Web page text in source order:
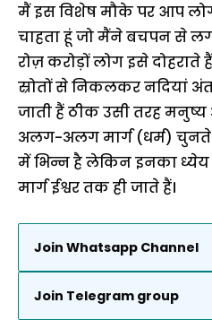
मैं इस विशेष मौके पर आप
चाहता हूं जो मैंने बचपन से
रोज़ करोड़ों लोग इसे
स्रोतों से निकलकर नदियां
जाती हैं ठीक उसी तरह
अलग-अलग मार्ग (धर्म)
में भिन्न है लेकिन इनका
मार्ग ईश्वर तक ही जाते हैं।
Join Whatsapp Channel
Join Telegram group